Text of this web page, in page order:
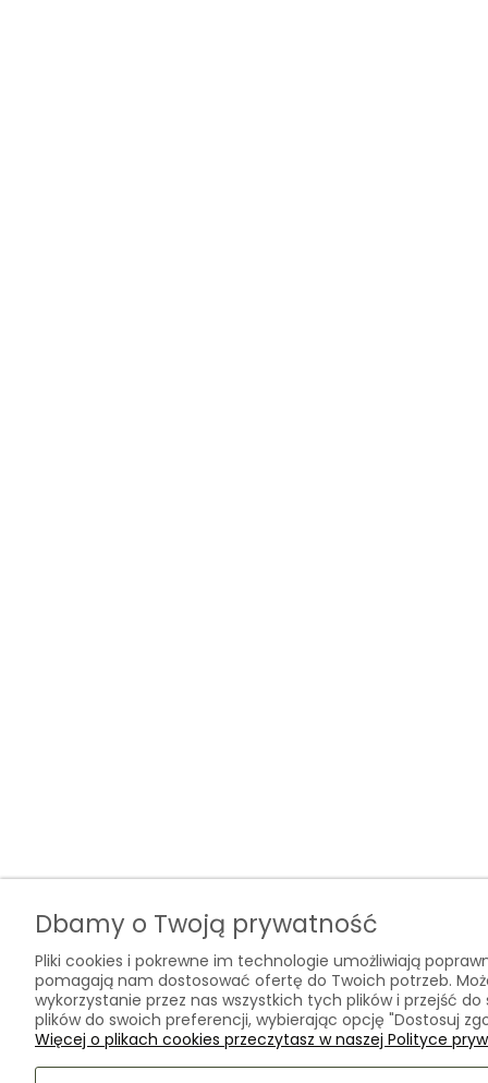
Dbamy o Twoją prywatność
Pliki cookies i pokrewne im technologie umożliwiają
pomagają nam dostosować ofertę do Twoich potrzeb.
wykorzystanie przez nas wszystkich tych plików i przejść
plików do swoich preferencji, wybierając opcję "Dostosuj
Więcej o plikach cookies przeczytasz w naszej Polityce